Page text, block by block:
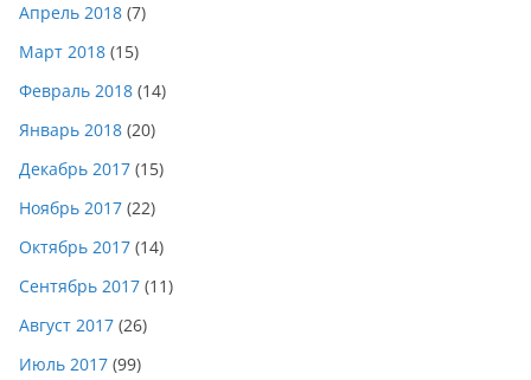
Апрель 2018 (7)
Март 2018 (15)
Февраль 2018 (14)
Январь 2018 (20)
Декабрь 2017 (15)
Ноябрь 2017 (22)
Октябрь 2017 (14)
Сентябрь 2017 (11)
Август 2017 (26)
Июль 2017 (99)